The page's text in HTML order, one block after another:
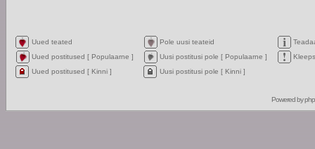
Uued teated Pole uusi teateid
Uued postitused [ Populaarne ]
Uusi postitusi pole [ Populaarne ]
Kleeps
Uued postitused [ Kinni ]
Uusi postitusi pole [ Kinni ]
Powered by